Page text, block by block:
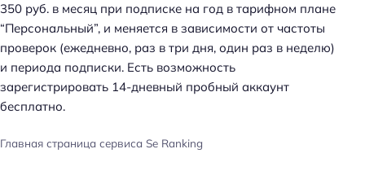
350 руб. в месяц при подписке на год в тарифном плане
“Персональный”, и меняется в зависимости от частоты
проверок (ежедневно, раз в три дня, один раз в неделю)
и периода подписки. Есть возможность
зарегистрировать 14-дневный пробный аккаунт
бесплатно.
Главная страница сервиса Se Ranking